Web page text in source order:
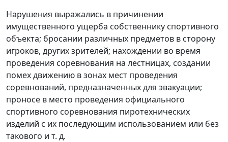
Нарушения выражались в причинении
имущественного ущерба собственнику спортивного
объекта; бросании различных предметов в сторону
игроков, других зрителей; нахождении во время
проведения соревнования на лестницах, создании
помех движению в зонах мест проведения
соревнований, предназначенных для эвакуации;
проносе в место проведения официального
спортивного соревнования пиротехнических
изделий с их последующим использованием или без
такового и т. д.